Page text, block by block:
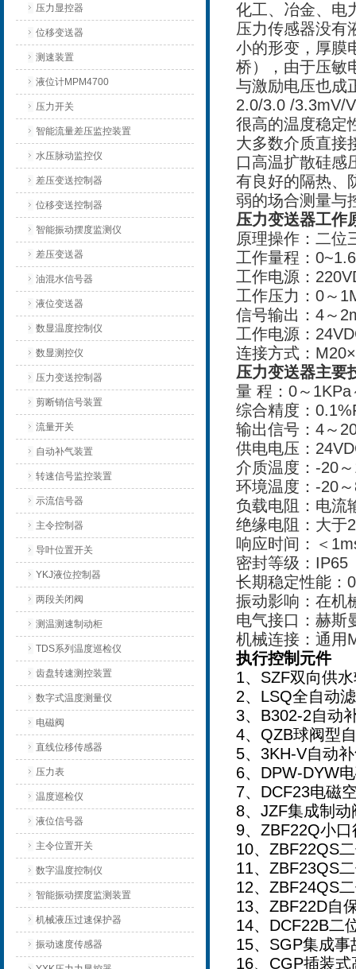
压力显控器
位移变送器
测速装置
液位计MPM4700
压力开关
智能流量差压监控装置
水压脉动监控仪
差压变送控制器
位移变送控制器
智能振动摆度监测仪
差压变送器
油混水信号器
液位变送器
数显温度控制仪
数显测控仪
压力变送控制器
剪断销信号装置
流量开关
自动补气装置
转速信号监控装置
示流信号器
主令控制器
导叶位置开关
YKJ液位控制器
两段关闭阀
测温测速制动柜
TDS系列温度巡检仪
齿盘转速测控装置
数字式温度测量仪
电磁阀
直线位移传感器
压力表
温度巡检仪
液位信号器
主令位置开关
数字温度控制仪
智能振动摆度监测装置
机械液压过速保护器
振动速度传感器
化工、冶金、电
压力传感器没有
小的形变，厚膜
桥），由于压敏
与激励电压也成
2.0/3.0 /3.3mV/
很高的温度稳定
大多数介质直接
口高温扩散硅感
有良好的隔热、
弱的场合测量与
压力变送器工作
原理操作：二位
工作量程：
工作电源：
工作压力：0～
信号输出：4～
工作电源：
连接方式：
压力变送器主要
量 程：0～
综合精度：
输出信号：4～
供电电压：
介质温度：-20
环境温度：-20
负载电阻：电流
绝缘电阻：大于
响应时间：＜
密封等级：IP65
长期稳定性能：
振动影响：在机
电气接口：赫斯
机械连接：通用
执行控制元件
1、SZF双向供
2、LSQ全自动
3、B302-2自动
4、QZB球阀型
5、3KH-V自动
6、DPW-DYW
7、DCF23电磁
8、JZF集成制动
9、ZBF22Q小
10、ZBF22QS
11、ZBF23QS
12、ZBF24QS
13、ZBF22D自
14、DCF22B二
15、SGP集成事
16、CGP插装